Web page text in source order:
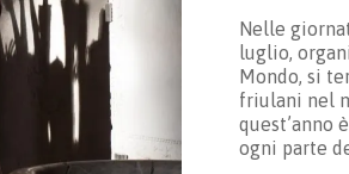
Nelle
luglio,
Mondo, si
friulani nel
quest’anno
ogni parte